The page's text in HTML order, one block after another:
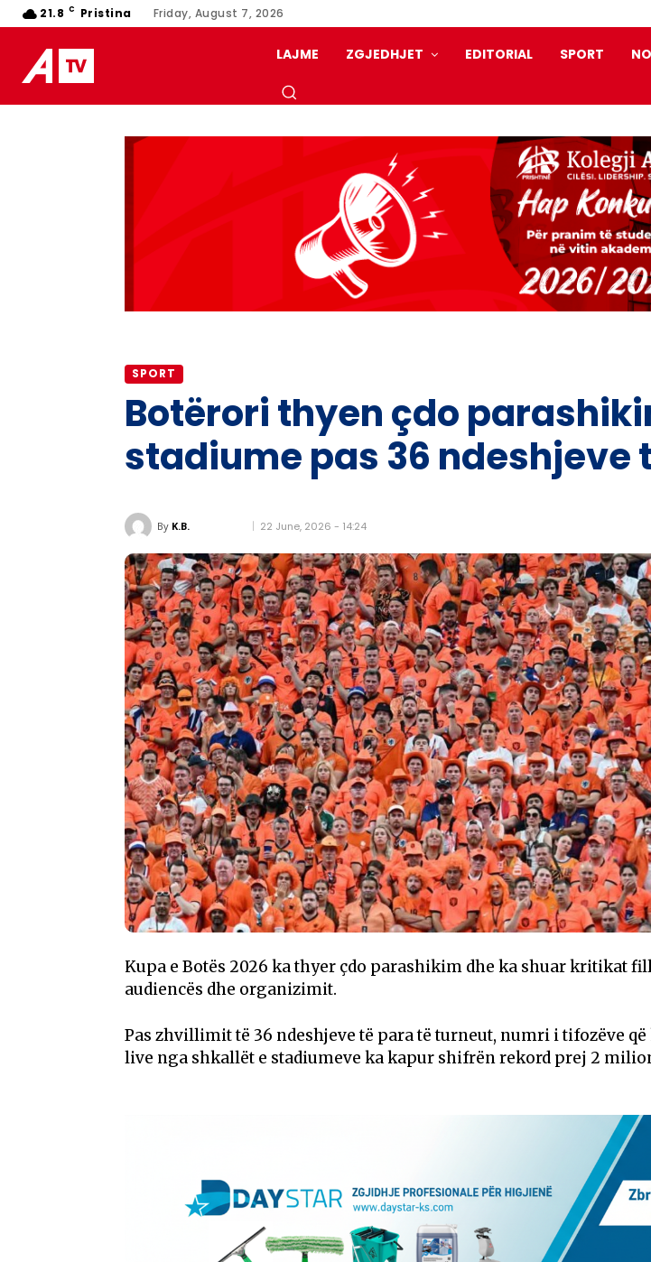
21.8 C Pristina Friday, August 7, 2026
LAJME ZGJEDHJET EDITORIAL SPORT
SPORT
Botërori thyen çdo
stadiume pas 36 ndeshjeve
By K.B. 22 June, 2026 - 14:24
Kupa e Botës 2026 ka thyer çdo parashikim dhe ka shuar kritikat
audiencës dhe organizimit.
Pas zhvillimit të 36 ndeshjeve të para të turneut, numri i tifozëve
live nga shkallët e stadiumeve ka kapur shifrën rekord prej 2